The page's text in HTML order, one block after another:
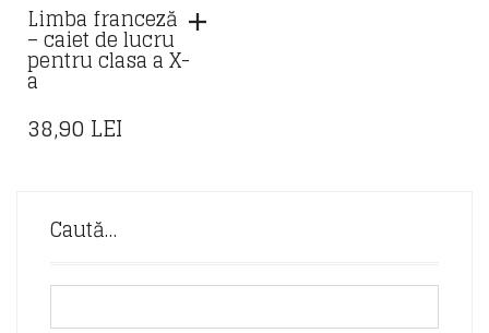
Limba franceză
– caiet de lucru
pentru clasa a X-
a
38,90 LEI
Caută…